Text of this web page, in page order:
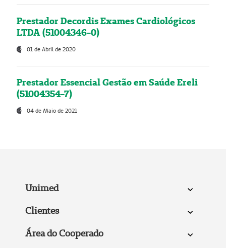
Prestador Decordis Exames Cardiológicos
LTDA (51004346-0)
01 de Abril de 2020
Prestador Essencial Gestão em Saúde Ereli
(51004354-7)
04 de Maio de 2021
Unimed
Clientes
Área do Cooperado